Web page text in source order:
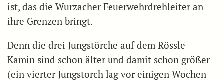
ist, das die Wurzacher Feuerwehrdrehleiter an
ihre Grenzen bringt.
Denn die drei Jungstörche auf dem Rössle-
Kamin sind schon älter und damit schon größer
(ein vierter Jungstorch lag vor einigen Wochen